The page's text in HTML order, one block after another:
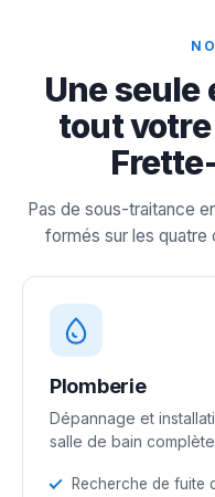
Une seule
tout
Pas de sous-traitance
formés sur les quatre
Plomberie
Dépannage et
salle de bain
Recherche de fuite